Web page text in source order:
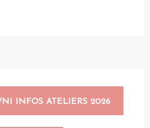
INFOS ATELIERS 2026